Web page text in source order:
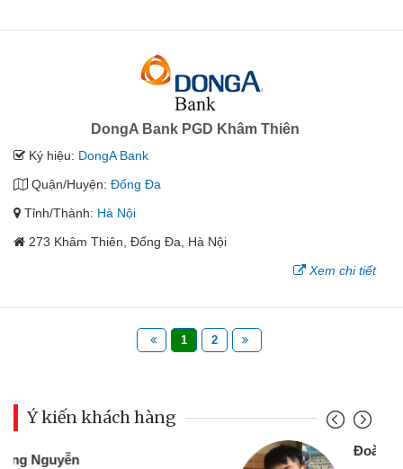
DongA Bank PGD Khâm Thiên
Ký hiệu: DongA Bank
Quận/Huyện: Đống Đa
Tỉnh/Thành: Hà Nội
273 Khâm Thiên, Đống Đa, Hà Nội
Xem chi tiết
1 2
Ý kiến khách hàng